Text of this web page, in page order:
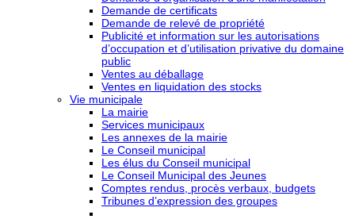
Demande de certificats
Demande de relevé de propriété
Publicité et information sur les autorisations
d’occupation et d’utilisation privative du domaine
public
Ventes au déballage
Ventes en liquidation des stocks
Vie municipale
La mairie
Services municipaux
Les annexes de la mairie
Le Conseil municipal
Les élus du Conseil municipal
Le Conseil Municipal des Jeunes
Comptes rendus, procès verbaux, budgets
Tribunes d’expression des groupes